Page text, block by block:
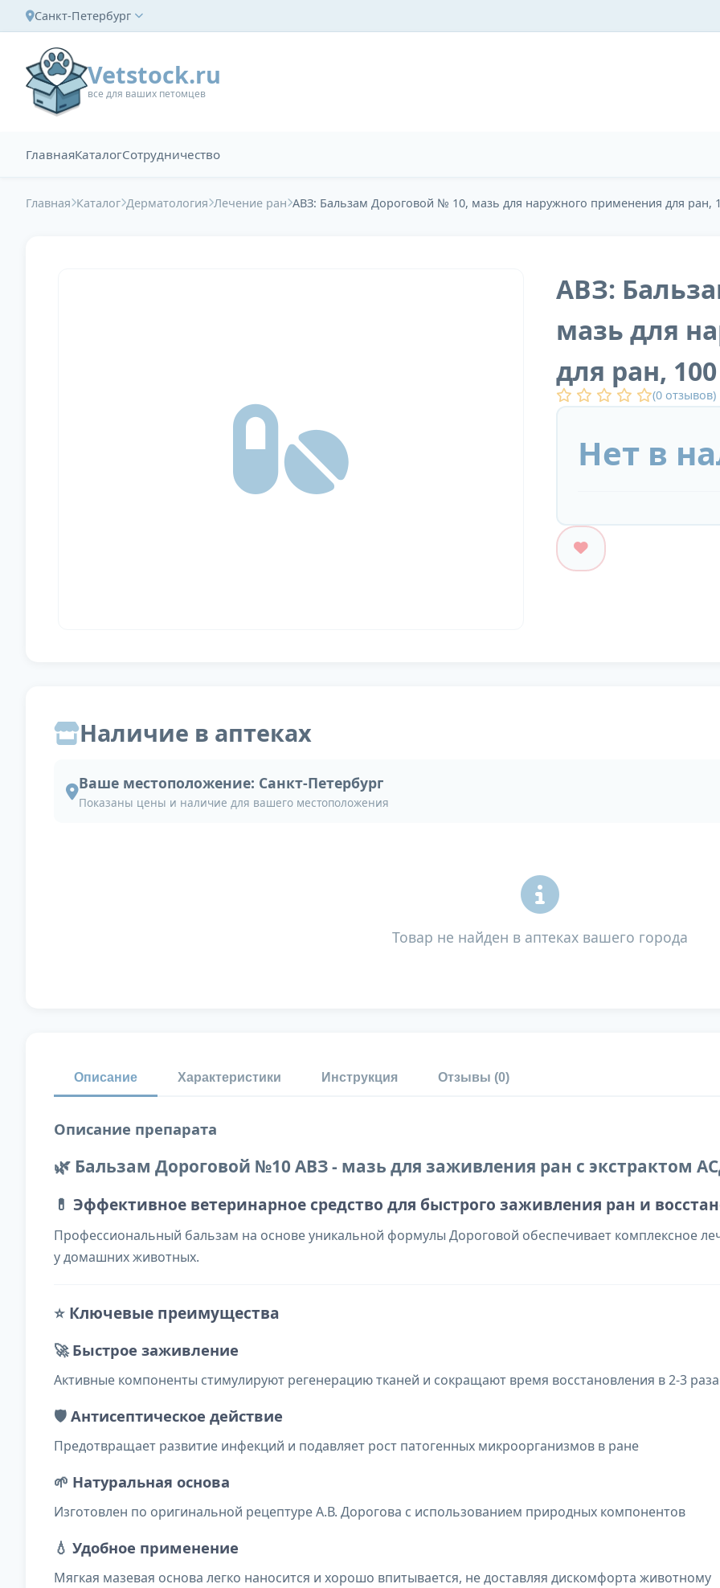
Санкт-Петербург
Vetstock.ru
все для ваших петомцев
ГлавнаяКаталогСотрудничество
Главная Каталог Дерматология Лечение ран АВЗ: Бальзам Дороговой № 10, мазь для наружного применения для ран,
АВЗ:
мазь для
для ран,
(0 отзывов)
Нет в
Наличие в аптеках
Ваше местоположение: Санкт-Петербург
Показаны цены и наличие для вашего местоположения
Товар не найден в аптеках вашего города
Описание Характеристики Инструкция Отзывы (0)
Описание препарата
🌿 Бальзам Дороговой №10 АВЗ - мазь для заживления ран с экстрактом
💊 Эффективное ветеринарное средство для быстрого заживления ран и
Профессиональный бальзам на основе уникальной формулы Дороговой обеспечивает комплексное
у домашних животных.
⭐ Ключевые преимущества
🚀 Быстрое заживление
Активные компоненты стимулируют регенерацию тканей и сокращают время восстановления в 2-3 раза
🛡️ Антисептическое действие
Предотвращает развитие инфекций и подавляет рост патогенных микроорганизмов в ране
🌱 Натуральная основа
Изготовлен по оригинальной рецептуре А.В. Дорогова с использованием природных компонентов
💧 Удобное применение
Мягкая мазевая основа легко наносится и хорошо впитывается, не доставляя дискомфорта животному